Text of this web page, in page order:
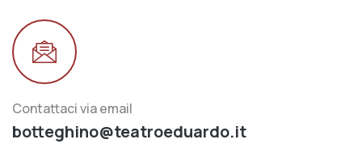
Contattaci via email
botteghino@teatroeduardo.it